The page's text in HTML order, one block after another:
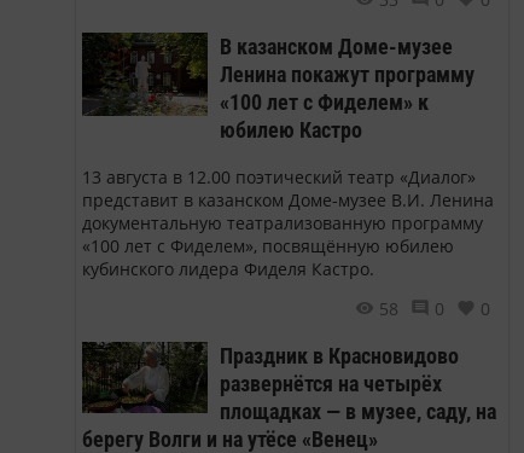
В казанском Доме-музее
Ленина покажут программу
«100 лет с Фиделем» к
юбилею Кастро
13 августа в 12.00 поэтический театр «Диалог»
представит в казанском Доме-музее В.И. Ленина
документальную театрализованную программу
«100 лет с Фиделем», посвящённую юбилею
кубинского лидера Фиделя Кастро.
58
0 0
Праздник в Красновидово
развернётся на четырёх
площадках — в музее, саду, на
берегу Волги и на утёсе «Венец»